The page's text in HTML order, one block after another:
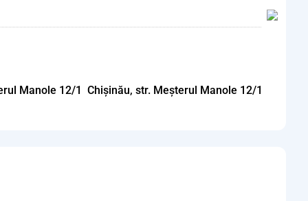
Chișinău, str. Meșterul Manole 12/1